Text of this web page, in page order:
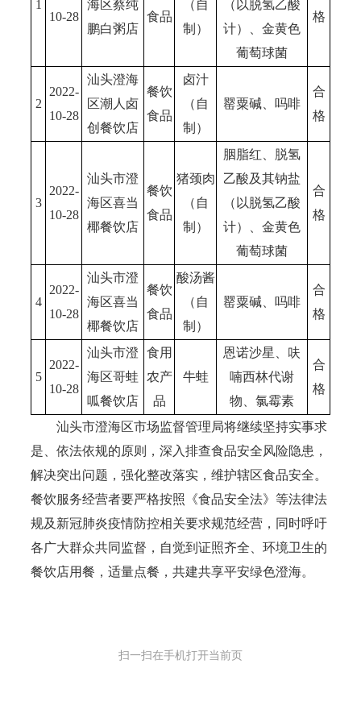
1
10-28
海区蔡纯
鹏白粥店
食品
（自
制）
（以脱氢乙酸
计）、金黄色
葡萄球菌
格
2
2022-
10-28
汕头澄海
区潮人卤
创餐饮店
餐饮
食品
卤汁
（自
制）
罂粟碱、吗啡
合
格
3
2022-
10-28
汕头市澄
海区喜当
椰餐饮店
餐饮
食品
猪颈肉
（自
制）
胭脂红、脱氢
乙酸及其钠盐
（以脱氢乙酸
计）、金黄色
葡萄球菌
合
格
4
2022-
10-28
汕头市澄
海区喜当
椰餐饮店
餐饮
食品
酸汤酱
（自
制）
罂粟碱、吗啡
合
格
5
2022-
10-28
汕头市澄
海区哥蛙
呱餐饮店
食用
农产
品
牛蛙
恩诺沙星、呋
喃西林代谢
物、氯霉素
合
格
汕头市澄海区市场监督管理局将继续坚持实事求
是、依法依规的原则，深入排查食品安全风险隐患，
解决突出问题，强化整改落实，维护辖区食品安全。
餐饮服务经营者要严格按照《食品安全法》等法律法
规及新冠肺炎疫情防控相关要求规范经营，同时呼吁
各广大群众共同监督，自觉到证照齐全、环境卫生的
餐饮店用餐，适量点餐，共建共享平安绿色澄海。
扫一扫在手机打开当前页